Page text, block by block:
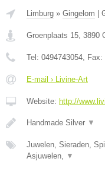
Limburg » Gingelom
Groenplaats 15, 3890
Tel: 0494743054, Fax:
E-mail › Livine-Art
Website: http://
Handmade Silver ▼
Juwelen, Sieraden,
Asjuwelen, ▼